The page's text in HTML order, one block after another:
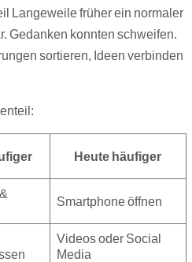
Langeweile früher ein normaler
Gedanken konnten schweifen.
sortieren, Ideen verbinden
Heute häufiger
Smartphone öffnen
Videos oder Social
Media